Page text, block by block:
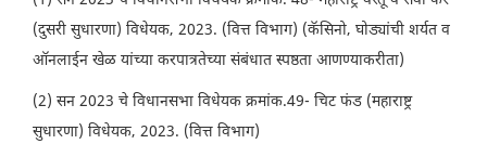
(दुसरी सुधारणा) विधेयक, 2023. (वित्त विभाग) (कॅसिनो, घोड्यांची शर्यत व
ऑनलाईन खेळ यांच्या करपात्रतेच्या संबंधात स्पष्ठता आणण्याकरीता)
(2) सन 2023 चे विधानसभा विधेयक क्रमांक.49- चिट फंड (महाराष्ट्र
सुधारणा) विधेयक, 2023. (वित्त विभाग)